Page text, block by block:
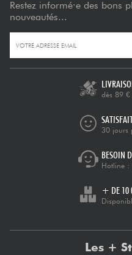
Restez informé·e des bons
nouveautés...
dès 89 €
30 jours
BESOIN
Hotline :
+ DE 10
Les +